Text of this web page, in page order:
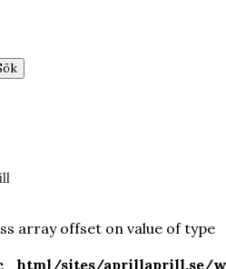
array offset on value of type
sites/aprillaprill.se/